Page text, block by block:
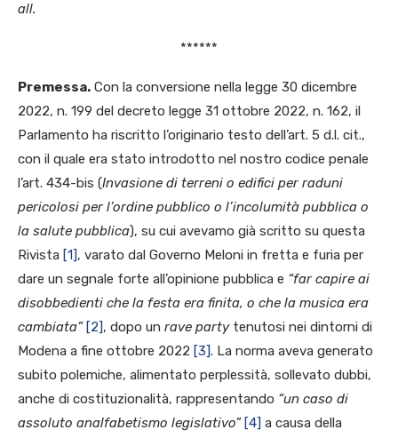
all.
******
Premessa. Con la conversione nella legge 30 dicembre
2022, n. 199 del decreto legge 31 ottobre 2022, n. 162, il
Parlamento ha riscritto l’originario testo dell’art. 5 d.l. cit.,
con il quale era stato introdotto nel nostro codice penale
l’art. 434-bis (Invasione di terreni o edifici per raduni
pericolosi per l’ordine pubblico o l’incolumità pubblica o
la salute pubblica), su cui avevamo già scritto su questa
Rivista [1], varato dal Governo Meloni in fretta e furia per
dare un segnale forte all’opinione pubblica e “far capire ai
disobbedienti che la festa era finita, o che la musica era
cambiata” [2], dopo un rave partytenutosi nei dintorni di
Modena a fine ottobre 2022 [3]. La norma aveva generato
subito polemiche, alimentato perplessità, sollevato dubbi,
anche di costituzionalità, rappresentando “un caso di
assoluto analfabetismo legislativo” [4] a causa della